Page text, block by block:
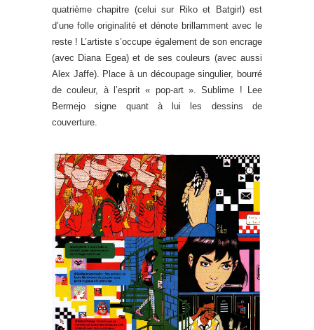
quatrième chapitre (celui sur Riko et Batgirl) est
d’une folle originalité et dénote brillamment avec le
reste ! L’artiste s’occupe également de son encrage
(avec Diana Egea) et de ses couleurs (avec aussi
Alex Jaffe). Place à un découpage singulier, bourré
de couleur, à l’esprit « pop-art ». Sublime ! Lee
Bermejo signe quant à lui les dessins de
couverture.